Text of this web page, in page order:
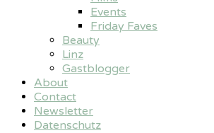
Events
Friday Faves
Beauty
Linz
Gastblogger
About
Contact
Newsletter
Datenschutz